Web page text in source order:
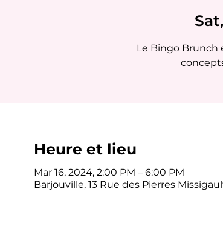
Le Bingo
Heure et lieu
Mar 16, 2024, 2:00 PM – 6:00 PM
Barjouville, 13 Rue des Pierres